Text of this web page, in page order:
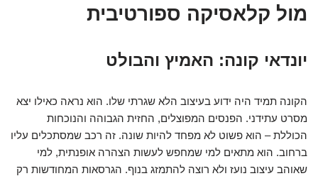
מול קלאסיקה ספורטיבית
יונדאי קונה: האמיץ והבולט
הקונה תמיד היה ידוע בעיצוב הלא שגרתי שלו. הוא נראה כאילו יצא
מסרט עתידני. הפנסים המפוצלים, החזית הגבוהה והנוכחות
הכוללת – הוא פשוט לא מפחד להיות שונה. זה רכב שמסתכלים עליו
ברחוב. הוא מתאים למי שמחפש לעשות הצהרה אופנתית, למי
שאוהב עיצוב נועז ולא רוצה להתמזג בנוף. הגרסאות המחודשות רק